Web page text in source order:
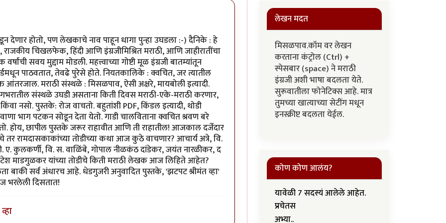
देणार होतो, पण लेखकाचे नाव पाहून धागा पुन्हा उघडला :-) दैनिके : हे
राजकीय चिखलफेक, हिंदी आणि इंग्रजीमिश्रित मराठी, आणि जाहीरातींचा
सवय मुद्दाम मोडली. महत्त्वाच्या गोष्टी मूळ इंग्रजी बातम्यांतून
पाठवतात, तेवढे पुरेसे होते. नियतकालिके : क्वचित, जर त्यातील
मराठी संस्थळे : मिसळपाव, ऐसी अक्षरे, मायबोली इत्यादी.
संस्थळे उघडी असताना किती दिवस मराठी-एके-मराठी करणार,
नसो. पुस्तके: रोज वाचतो. बहुतांशी PDF, किंडल इत्यादी, थोडी
भाग पटकन सोडून देता येतो. गाडी चालविताना क्वचित श्रवण बरे
होय, छापील पुस्तके जरूर राहावीत आणि ती राहातील! आजकाल दर्जेदार
रामदासकाकांच्या तोडीच्या कथा आज कुठे वाचणार? आचार्य अत्रे, वि.
कुलकर्णी, वि. स. वाळिंबे, गोपाल नीळकंठ दांडेकर, जयंत नारळीकर, द
माडगुळकर यांच्या तोडीचे किती मराठी लेखक आज लिहिते आहेत?
बाकी सर्व अंधारच आहे. धेडगुजरी अनुवादित पुस्तके, 'झटपट श्रीमंत व्हा'
भरलेली दिसतात!
लेखन मदत
मिसळपाव.कॉम वर लेखन
करताना कंट्रोल (Ctrl) +
स्पेसबार (space) ने मराठी
इंग्रजी अशी भाषा बदलता येते.
सुरूवातीला फोनेटिक्स आहे. मात्र
तुमच्या खात्याच्या सेटींग मधून
इनस्क्रीप्ट बदलता येईल.
कोण कोण आलंय?
यावेळी 7 सदस्यं आलेले आहेत.
प्रचेतस
अभ्या..